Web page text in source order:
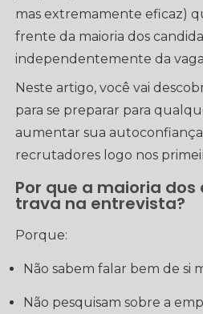
mas extremamente eficaz)
frente da maioria dos
independentemente da
Neste artigo, você vai
para se preparar para
aumentar sua
recrutadores logo nos
Por que a maioria
trava na entrevista?
Porque:
Não sabem falar bem de si
Não pesquisam sobre a